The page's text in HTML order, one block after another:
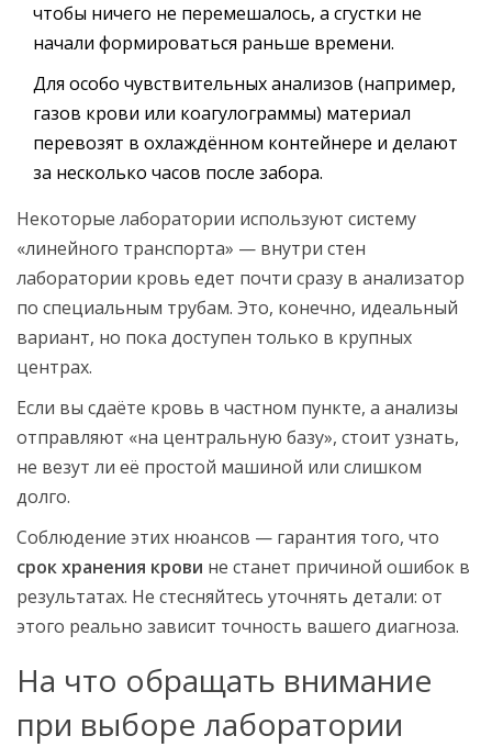
чтобы ничего не перемешалось, а сгустки не
начали формироваться раньше времени.
Для особо чувствительных анализов (например,
газов крови или коагулограммы) материал
перевозят в охлаждённом контейнере и делают
за несколько часов после забора.
Некоторые лаборатории используют систему
«линейного транспорта» — внутри стен
лаборатории кровь едет почти сразу в анализатор
по специальным трубам. Это, конечно, идеальный
вариант, но пока доступен только в крупных
центрах.
Если вы сдаёте кровь в частном пункте, а анализы
отправляют «на центральную базу», стоит узнать,
не везут ли её простой машиной или слишком
долго.
Соблюдение этих нюансов — гарантия того, что
срок хранения крови не станет причиной ошибок в
результатах. Не стесняйтесь уточнять детали: от
этого реально зависит точность вашего диагноза.
На что обращать внимание
при выборе лаборатории